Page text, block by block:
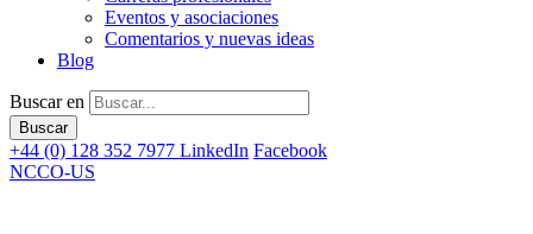
Eventos y asociaciones
Comentarios y nuevas ideas
Blog
Buscar en
+44 (0) 128 352 7977 LinkedIn Facebook
NCCO-US